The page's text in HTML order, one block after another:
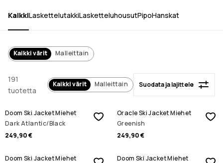
KaikkiLaskettelutakkiLasketteluhousutPipoHanskat
Kaikki värit Malleittain
191
tuotetta
Kaikki värit Malleittain Suodata ja lajittele
Doom Ski Jacket Miehet
Dark Atlantic/Black
249,90 €
Oracle Ski Jacket Miehet
Greenish
249,90 €
Doom Ski Jacket Miehet
Doom Ski Jacket Miehet